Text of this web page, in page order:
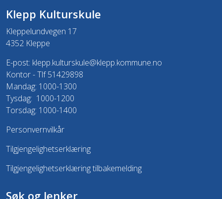
Klepp Kulturskule
Kleppelundvegen 17
4352 Kleppe
E-post: klepp.kulturskule@klepp.kommune.no
Kontor - Tlf 51429898
Mandag: 1000-1300
Tysdag: 1000-1200
Torsdag: 1000-1400
Personvernvilkår
Tilgjengelighetserklæring
Tilgjengelighetserklæring tilbakemelding
Søk og lenker